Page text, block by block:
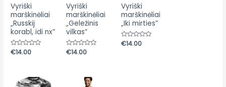
Vyriški
marškinėliai
„Russkij
korabl, idi nx”
Įvertinimas:
€14.00
Vyriški
marškinėliai
„Geležinis
vilkas”
Įvertinimas:
€14.00
Vyriški
marškinėliai
„Iki mirties”
Įvertinimas:
€14.00